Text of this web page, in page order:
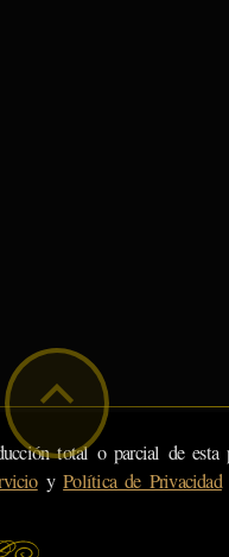
total o parcial de esta
yPolítica de Privacidad